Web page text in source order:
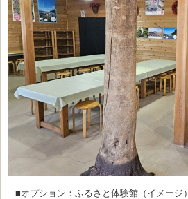
■オプション：ふるさと体験館（イメージ）